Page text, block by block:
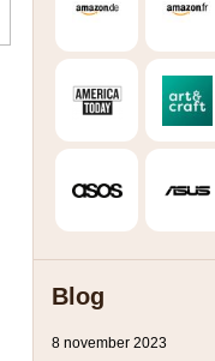
Blog
8 november 2023